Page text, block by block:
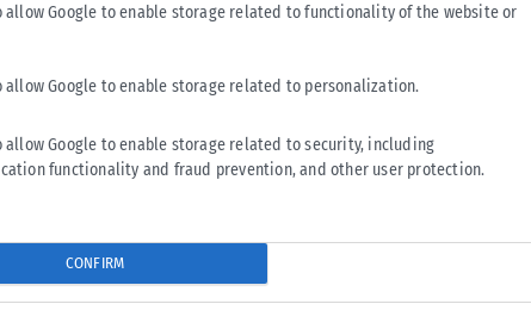
allow Google to enable storage related to functionality of the website or
allow Google to enable storage related to personalization.
allow Google to enable storage related to security, including
functionality and fraud prevention, and other user protection.
CONFIRM